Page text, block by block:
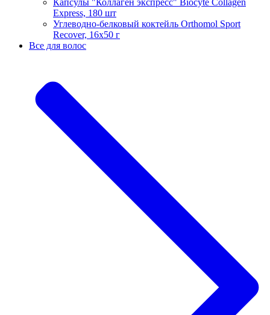
Express, 180 шт
Углеводно-белковый коктейль Orthomol Sport
Recover, 16х50 г
Все для волос